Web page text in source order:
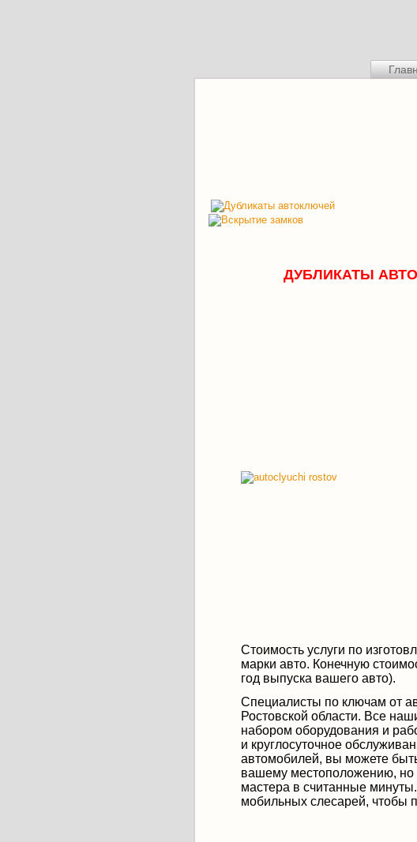
ДУБЛИКАТЫ
Стоимость услуги по
марки авто. Конечную
год выпуска вашего авто).
Специалисты по ключам от
Ростовской области. Все
набором оборудования и
и круглосуточное
автомобилей, вы можете
вашему местоположению, но
мастера в считанные
мобильных слесарей, чтобы